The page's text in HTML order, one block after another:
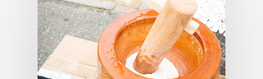
สาระน่ารู้
VIDEO
ภาพประทับใจ